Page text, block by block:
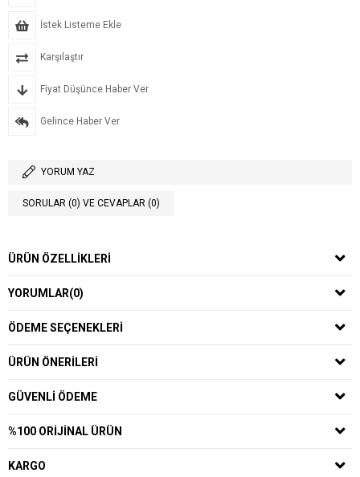
İstek Listeme Ekle
Karşılaştır
Fiyat Düşünce Haber Ver
Gelince Haber Ver
YORUM YAZ
SORULAR (0) VE CEVAPLAR (0)
ÜRÜN ÖZELLIKLERI
YORUMLAR(0)
ÖDEME SEÇENEKLERI
ÜRÜN ÖNERILERI
GÜVENLI ÖDEME
%100 ORIJINAL ÜRÜN
KARGO